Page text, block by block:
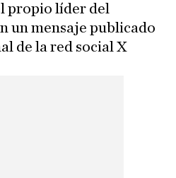
propio líder del
un mensaje publicado
de la red social X